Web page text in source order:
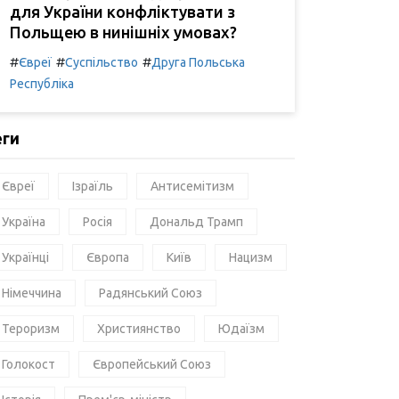
для України конфліктувати з
Польщею в нинішніх умовах?
#Євреї #Суспільство #Друга Польська
Республіка
Євреї Ізраїль Антисемітизм
Україна Росія Дональд Трамп
Українці Європа Київ Нацизм
Німеччина Радянський Союз
Тероризм Християнство Юдаїзм
Голокост Європейський Союз